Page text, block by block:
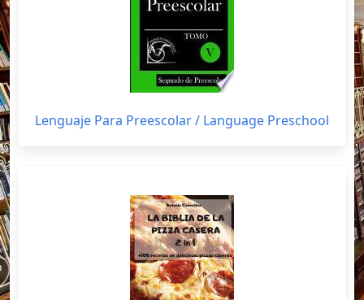
Lenguaje Para Preescolar / Language Preschool